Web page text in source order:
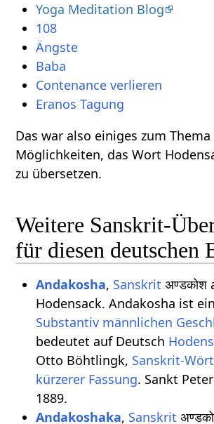
Yoga Meditation Blog
108
Ängste
Baba
Contenance verlieren
Eranos Tagung
Das war also einiges zum
Möglichkeiten, das Wort
zu übersetzen.
Weitere Sanskrit-
für diesen deutschen
Andakosha, Sanskrit अण्डकोश
Hodensack. Andakosha ist ein
Substantiv männlichen
bedeutet auf Deutsch
Otto Böhtlingk, Sanskrit-
kürzerer Fassung. Sankt
1889.
Andakoshaka, Sanskrit